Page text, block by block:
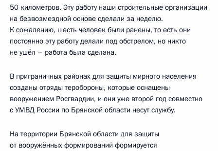
50 километров. Эту работу наши строительные организации
на безвозмездной основе сделали за неделю.
К сожалению, шесть человек были ранены, то есть они
постоянно эту работу делали под обстрелом, но никто
не ушёл – работа была сделана.
В приграничных районах для защиты мирного населения
созданы отряды теробороны, которые оснащены
вооружением Росгвардии, и они уже второй год совместно
с УМВД России по Брянской области несут службу.
На территории Брянской области для защиты
от вооружённых формирований формируется